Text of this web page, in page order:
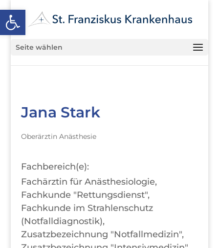
Open toolbar
Seite wählen
Jana Stark
Oberärztin Anästhesie
Fachbereich(e):
Fachärztin für Anästhesiologie,
Fachkunde "Rettungsdienst",
Fachkunde im Strahlenschutz
(Notfalldiagnostik),
Zusatzbezeichnung "Notfallmedizin",